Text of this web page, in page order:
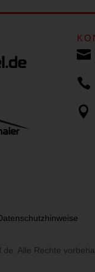



Alle Rechte